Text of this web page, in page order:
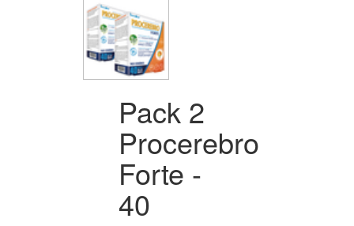
Pack 2
Procerebro
Forte -
40